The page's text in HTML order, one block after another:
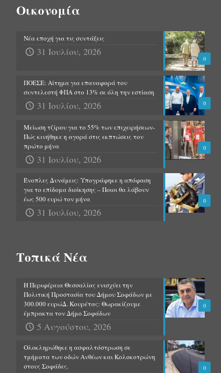
Οικονομία
0
Νέα εποχή για τις συντάξεις
31 Ιουλίου, 2026
0
ΠΟΕΣΕ: Αίτημα για επαναφορά του
συντελεστή ΦΠΑ στο 13% σε όλη την εστίαση
31 Ιουλίου, 2026
0
Μείωση τζίρου για το 55% των επιχειρήσεων-
Πώς κινήθηκε η αγορά στις εκπτώσεις τον
πρώτο μήνα
31 Ιουλίου, 2026
0
Ένοπλες Δυνάμεις: Υπογράφηκε η απόφαση
για το επίδομα διοίκησης – Ποιοι θα λάβουν
έως 500 ευρώ τον μήνα
31 Ιουλίου, 2026
Τοπικά Νέα
0
Η Περιφέρεια Θεσσαλίας ενισχύει την
Πολιτική Προστασία του Δήμου Σοφάδων με
300.000 ευρώΔ. Κουρέτας: Θωρακίζουμε
έμπρακτα τον Δήμο Σοφάδων
5 Αυγούστου, 2026
0
Ολοκληρώθηκε η ασφαλτόστρωση σε
τμήματα των οδών Ανθέων και Κολοκοτρώνη
στους Σοφάδες.